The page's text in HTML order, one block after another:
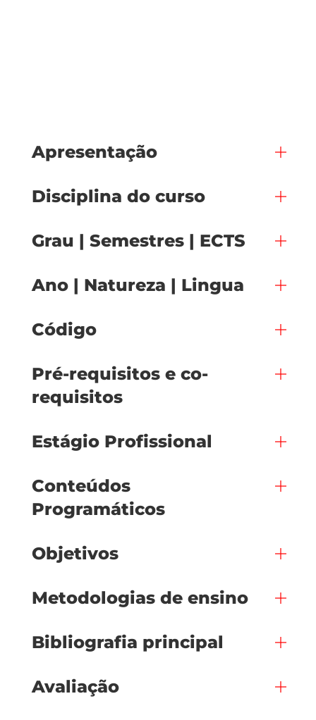
Apresentação
Disciplina do curso
Grau | Semestres | ECTS
Ano | Natureza | Lingua
Código
Pré-requisitos e co-
requisitos
Estágio Profissional
Conteúdos
Programáticos
Objetivos
Metodologias de ensino
Bibliografia principal
Avaliação